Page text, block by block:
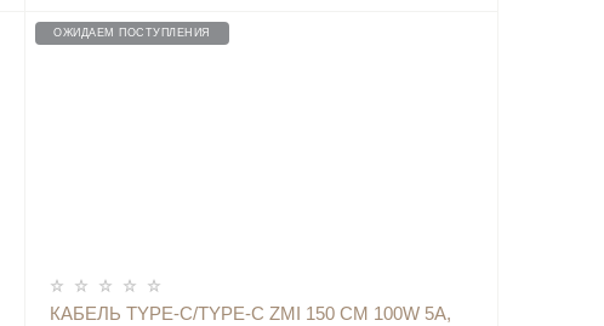
ОЖИДАЕМ ПОСТУПЛЕНИЯ
КАБЕЛЬ TYPE-C/TYPE-C ZMI 150 СМ 100W 5A,
ОПОВЕСТИТЬ